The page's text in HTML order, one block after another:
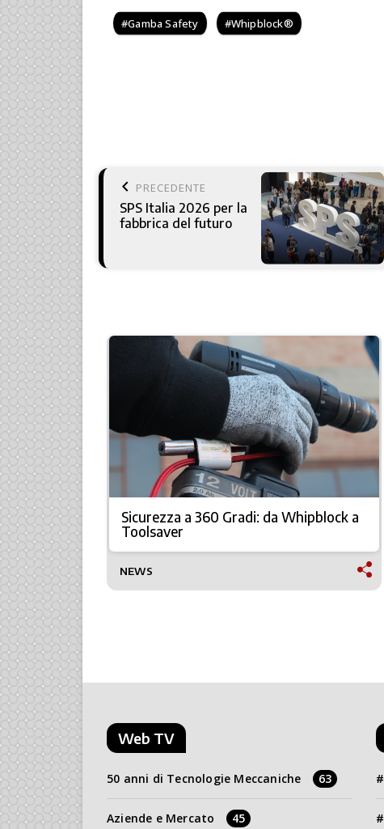
Gamba Safety Whipblock®
keyboard_arrow_left PRECEDENTE
SPS Italia 2026 per la
fabbrica del futuro
Sicurezza a 360 Gradi: da Whipblock a
Toolsaver
NEWS
Web TV
50 anni di Tecnologie Meccaniche 63
Aziende e Mercato 45